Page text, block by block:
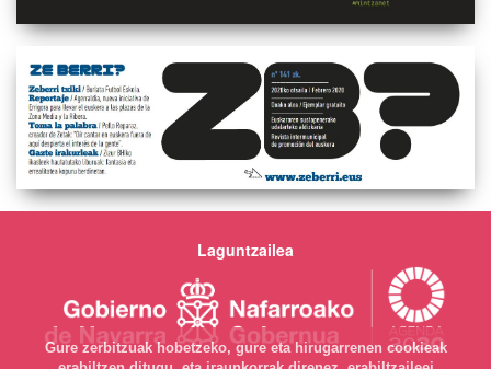
Laguntzailea
Gure zerbitzuak hobetzeko, gure eta hirugarrenen cookieak